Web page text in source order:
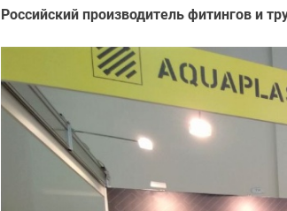
Российский производитель фитингов и